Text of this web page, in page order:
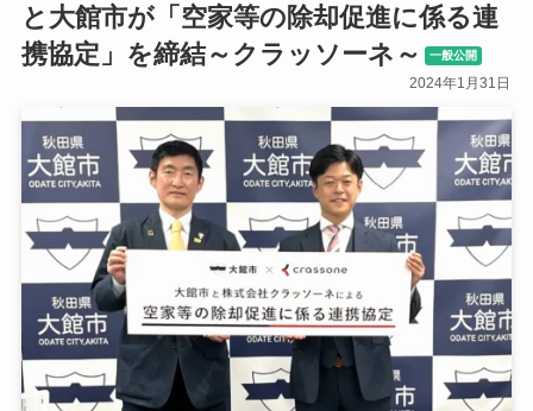
と大館市が「空家等の除却促進に係る連
携協定」を締結～クラッソーネ～
一般公開
2024年1月31日